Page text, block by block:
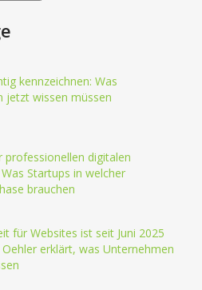
kennzeichnen: Was
jetzt wissen müssen
professionellen digitalen
Startups in welcher
brauchen
für Websites ist seit Juni 2025
erklärt, was Unternehmen